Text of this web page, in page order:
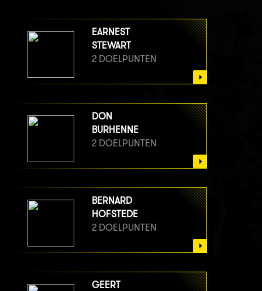
EARNEST
STEWART
2 DOELPUNTEN
DON
BURHENNE
2 DOELPUNTEN
BERNARD
HOFSTEDE
2 DOELPUNTEN
GEERT